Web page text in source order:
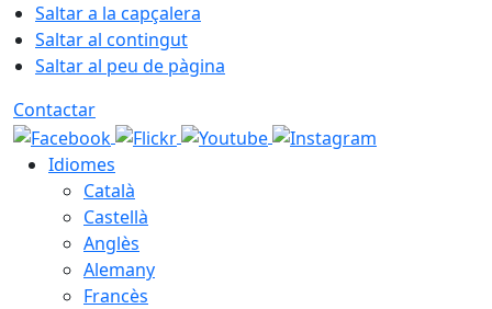
Saltar a la capçalera
Saltar al contingut
Saltar al peu de pàgina
Contactar
Idiomes
Català
Castellà
Anglès
Alemany
Francès